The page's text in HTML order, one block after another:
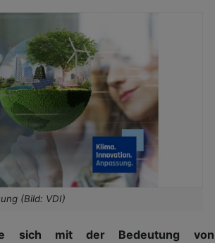
(Bild: VDI)
sich mit der Bedeutung von